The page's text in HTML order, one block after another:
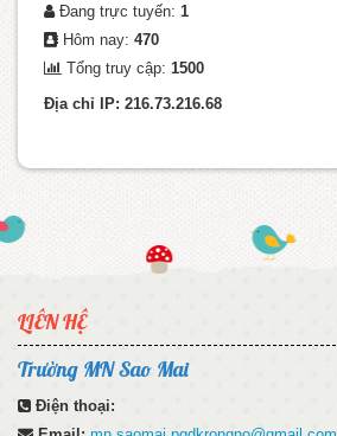
Đang trực tuyến: 1
Hôm nay: 470
Tổng truy cập: 1500
Địa chỉ IP: 216.73.216.68
LIÊN HỆ
Trường MN Sao Mai
Điện thoại: